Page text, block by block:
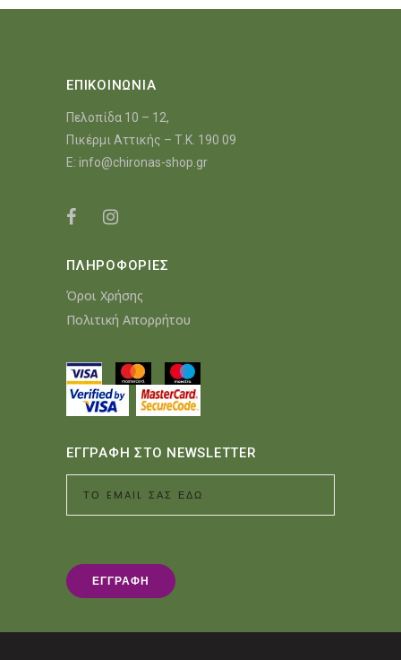
ΕΠΙΚΟΙΝΩΝΙΑ
Πελοπίδα 10 – 12,
Πικέρμι Αττικής – Τ.Κ. 190 09
E: info@chironas-shop.gr
ΠΛΗΡΟΦΟΡΙΕΣ
Όροι Χρήσης
Πολιτική Απορρήτου
ΕΓΓΡΑΦΗ ΣΤΟ NEWSLETTER